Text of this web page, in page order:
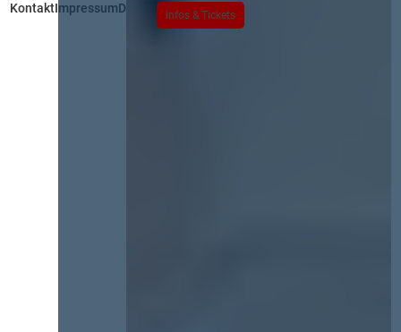
Infos & Tickets
KontaktImpressumDatenschutz